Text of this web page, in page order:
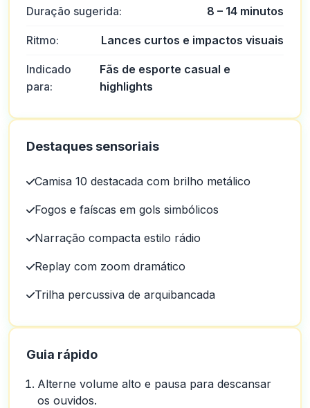
Duração sugerida: 8 – 14 minutos
Ritmo: Lances curtos e impactos visuais
Indicado
para:
Fãs de esporte casual e
highlights
Destaques sensoriais
Camisa 10 destacada com brilho metálico
Fogos e faíscas em gols simbólicos
Narração compacta estilo rádio
Replay com zoom dramático
Trilha percussiva de arquibancada
Guia rápido
Alterne volume alto e pausa para descansar
os ouvidos.